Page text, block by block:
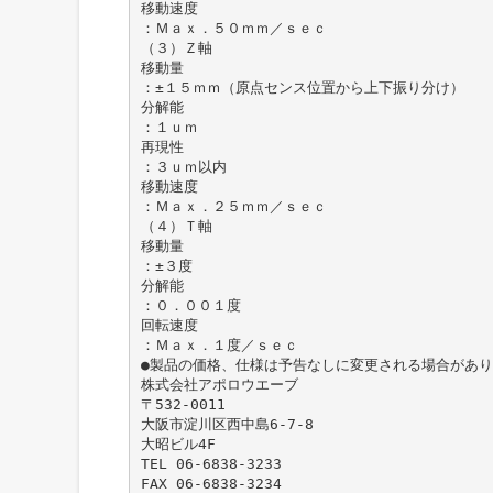
移動速度
：Ｍａｘ．５０ｍｍ／ｓｅｃ
（３）Ｚ軸
移動量
：±１５ｍｍ（原点センス位置から上下振り分け）
分解能
：１ｕｍ
再現性
：３ｕｍ以内
移動速度
：Ｍａｘ．２５ｍｍ／ｓｅｃ
（４）Ｔ軸
移動量
：±３度
分解能
：０．００１度
回転速度
：Ｍａｘ．１度／ｓｅｃ
●製品の価格、仕様は予告なしに変更される場合があ
株式会社アポロウエーブ
〒532-0011
⼤阪市淀川区⻄中島6-7-8
⼤昭ビル4F
TEL 06-6838-3233
FAX 06-6838-3234